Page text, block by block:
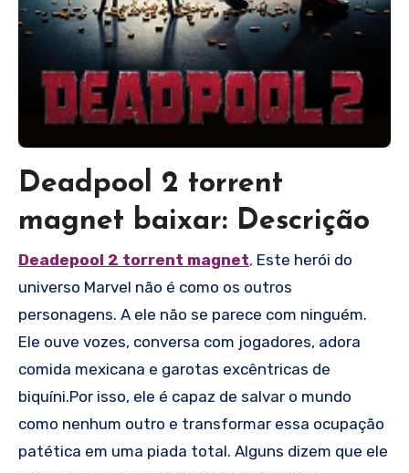
Deadpool 2 torrent
magnet baixar: Descrição
Deadepool 2 torrent magnet, Este herói do
universo Marvel não é como os outros
personagens. A ele não se parece com ninguém.
Ele ouve vozes, conversa com jogadores, adora
comida mexicana e garotas excêntricas de
biquíni.Por isso, ele é capaz de salvar o mundo
como nenhum outro e transformar essa ocupação
patética em uma piada total. Alguns dizem que ele